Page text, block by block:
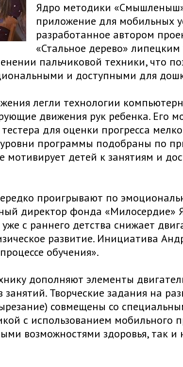
Ядро методики «Смышленыш»
приложение для мобильных
разработанное автором
«Стальное дерево»
пальчиковой техники, что
и доступными для
легли технологии
движения рук ребенка. Его
для оценки прогресса
программы подобраны по
мотивирует детей к занятиям и
проигрывают по
директор фонда «Милосердие»
с раннего детства снижает
развитие. Инициатива
обучения».
дополняют элементы
Творческие задания на
совмещены со
с использованием мобильного
возможностями здоровья, так